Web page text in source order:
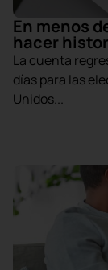
En menos
hacer
La cuenta
días para las
Unidos...